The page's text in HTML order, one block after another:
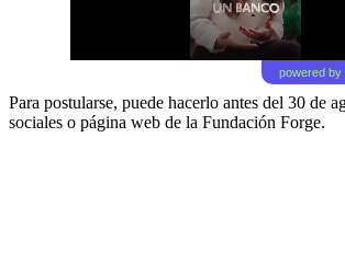
powered by
Para postularse, puede hacerlo antes del 30 de
sociales o página web de la Fundación Forge.